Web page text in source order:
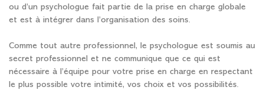
ou d’un psychologue fait partie de la prise en charge globale
et est à intégrer dans l’organisation des soins.
Comme tout autre professionnel, le psychologue est soumis au
secret professionnel et ne communique que ce qui est
nécessaire à l’équipe pour votre prise en charge en respectant
le plus possible votre intimité, vos choix et vos possibilités.